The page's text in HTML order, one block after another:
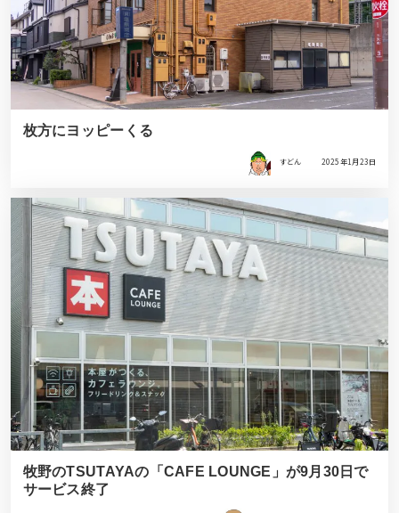
枚方にヨッピーくる
すどん 2025年1月23日
牧野のTSUTAYAの「CAFE LOUNGE」が9月30日で
サービス終了